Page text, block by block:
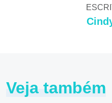
Veja também